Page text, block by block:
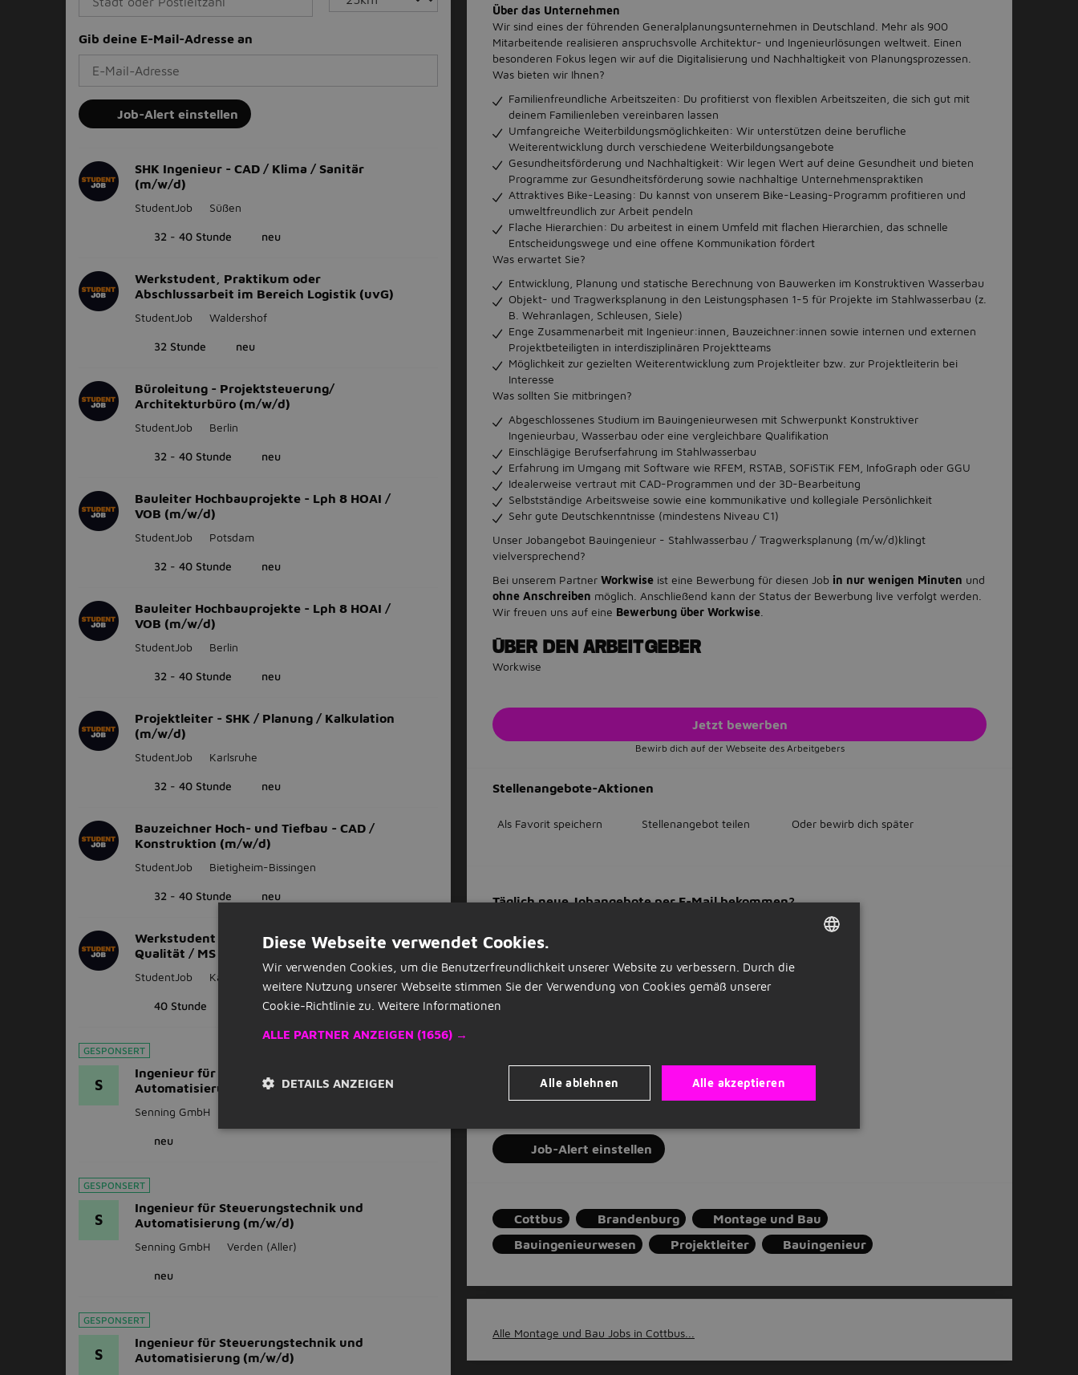
Gib deine E-Mail-Adresse an
Job-Alert einstellen
SHK Ingenieur - CAD / Klima / Sanitär
(m/w/d)
StudentJob Süßen
32 - 40 Stunde neu
Werkstudent, Praktikum oder
Abschlussarbeit im Bereich Logistik (uvG)
StudentJob Waldershof
32 Stunde neu
Büroleitung - Projektsteuerung/
Architekturbüro (m/w/d)
StudentJob Berlin
32 - 40 Stunde neu
Bauleiter Hochbauprojekte - Lph 8 HOAI /
VOB (m/w/d)
StudentJob Potsdam
32 - 40 Stunde neu
Bauleiter Hochbauprojekte - Lph 8 HOAI /
VOB (m/w/d)
StudentJob Berlin
32 - 40 Stunde neu
Projektleiter - SHK / Planung / Kalkulation
(m/w/d)
StudentJob Karlsruhe
32 - 40 Stunde neu
Bauzeichner Hoch- und Tiefbau - CAD /
Konstruktion (m/w/d)
StudentJob Bietigheim-Bissingen
32 - 40 Stunde neu
Werkstudent Eisenbahnwesen - Projekte /
Qualität / MS Office (m/w/d)
StudentJob Karlsruhe
40 Stunde
GESPONSERT
S
Ingenieur für Steuerungstechnik und
Automatisierung (m/w/d)
Senning GmbH
neu
GESPONSERT
S
Ingenieur für Steuerungstechnik und
Automatisierung (m/w/d)
Senning GmbH Verden (Aller)
neu
GESPONSERT
S
Ingenieur für Steuerungstechnik und
Automatisierung (m/w/d)
Über das Unternehmen
Wir sind eines der führenden Generalplanungsunternehmen in Deutschland. Mehr als 900
Mitarbeitende realisieren anspruchsvolle Architektur- und Ingenieurlösungen weltweit. Einen
besonderen Fokus legen wir auf die Digitalisierung und Nachhaltigkeit von Planungsprozessen.
Was bieten wir Ihnen?
Familienfreundliche Arbeitszeiten: Du profitierst von flexiblen Arbeitszeiten, die sich gut mit
deinem Familienleben vereinbaren lassen
Umfangreiche Weiterbildungsmöglichkeiten: Wir unterstützen deine berufliche
Weiterentwicklung durch verschiedene Weiterbildungsangebote
Gesundheitsförderung und Nachhaltigkeit: Wir legen Wert auf deine Gesundheit und bieten
Programme zur Gesundheitsförderung sowie nachhaltige Unternehmenspraktiken
Attraktives Bike-Leasing: Du kannst von unserem Bike-Leasing-Programm profitieren und
umweltfreundlich zur Arbeit pendeln
Flache Hierarchien: Du arbeitest in einem Umfeld mit flachen Hierarchien, das schnelle
Entscheidungswege und eine offene Kommunikation fördert
Was erwartet Sie?
Entwicklung, Planung und statische Berechnung von Bauwerken im Konstruktiven Wasserbau
Objekt- und Tragwerksplanung in den Leistungsphasen 1-5 für Projekte im Stahlwasserbau (z.
B. Wehranlagen, Schleusen, Siele)
Enge Zusammenarbeit mit Ingenieur:innen, Bauzeichner:innen sowie internen und externen
Projektbeteiligten in interdisziplinären Projektteams
Möglichkeit zur gezielten Weiterentwicklung zum Projektleiter bzw. zur Projektleiterin bei
Interesse
Was sollten Sie mitbringen?
Abgeschlossenes Studium im Bauingenieurwesen mit Schwerpunkt Konstruktiver
Ingenieurbau, Wasserbau oder eine vergleichbare Qualifikation
Einschlägige Berufserfahrung im Stahlwasserbau
Erfahrung im Umgang mit Software wie RFEM, RSTAB, SOFiSTiK FEM, InfoGraph oder GGU
Idealerweise vertraut mit CAD-Programmen und der 3D-Bearbeitung
Selbstständige Arbeitsweise sowie eine kommunikative und kollegiale Persönlichkeit
Sehr gute Deutschkenntnisse (mindestens Niveau C1)
Unser Jobangebot Bauingenieur - Stahlwasserbau / Tragwerksplanung (m/w/d)klingt
vielversprechend?
Bei unserem Partner Workwise ist eine Bewerbung für diesen Job in nur wenigen Minuten und
ohne Anschreiben möglich. Anschließend kann der Status der Bewerbung live verfolgt werden.
Wir freuen uns auf eine Bewerbung über Workwise
ÜBER DEN ARBEITGEBER
Workwise
Jetzt bewerben
Bewirb dich auf der Webseite des Arbeitgebers
Stellenangebote-Aktionen
Als Favorit speichern Stellenangebot teilen Oder bewirb dich später
Täglich neue Jobangebote per E-Mail bekommen?
Basierend auf deinen Präferenzen
ingenieur OR ingenieurin
Wo?
Job-Alert einstellen
Cottbus Brandenburg
Montage und Bau
Bauingenieurwesen
Projektleiter Bauingenieur
Alle Montage und Bau Jobs in Cottbus...
DUTCH
Diese Webseite verwendet Cookies.
Wir verwenden Cookies, um die Benutzerfreundlichkeit unserer Website zu verbessern. Durch die
weitere Nutzung unserer Webseite stimmen Sie der Verwendung von Cookies gemäß unserer
Cookie-Richtlinie zu. Weitere Informationen
ALLE PARTNER ANZEIGEN (1656) →
Alle akzeptieren
Alle ablehnen
DETAILS ANZEIGEN